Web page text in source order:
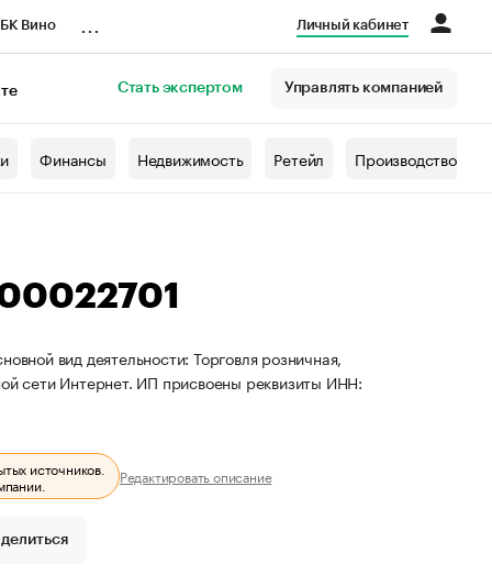
Вино Личный кабинет
Стать экспертом Управлять компанией
Финансы Недвижимость Ретейл Производство
вид деятельности: Торговля розничная,
сети Интернет. ИП присвоены реквизиты ИНН:
источников.
Редактировать описание